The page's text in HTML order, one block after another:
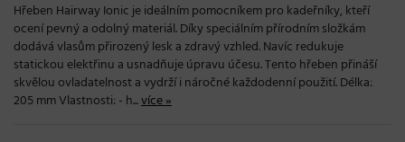
Hřeben Hairway Ionic je ideálním pomocníkem pro kadeřníky, kteří
ocení pevný a odolný materiál. Díky speciálním přírodním složkám
dodává vlasům přirozený lesk a zdravý vzhled. Navíc redukuje
statickou elektřinu a usnadňuje úpravu účesu. Tento hřeben přináší
skvělou ovladatelnost a vydrží i náročné každodenní použití. Délka:
205 mm Vlastnosti: - h...více »